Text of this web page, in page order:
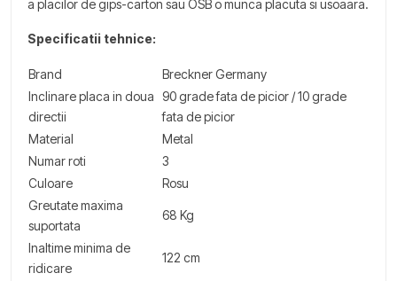
a placilor de gips-carton sau OSB o munca placuta si usoaara.
Specificatii tehnice:
Brand
Breckner Germany
Inclinare placa in doua
directii
90 grade fata de picior / 10 grade
fata de picior
Material
Metal
Numar roti
3
Culoare
Rosu
Greutate maxima
suportata
68 Kg
Inaltime minima de
ridicare
122 cm